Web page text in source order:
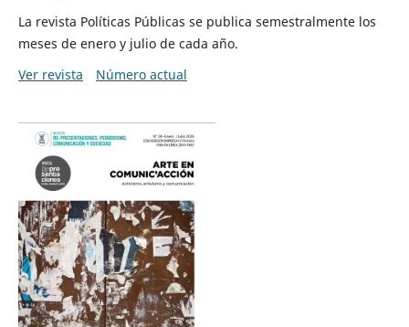
La revista Políticas Públicas se publica semestralmente los
meses de enero y julio de cada año.
Ver revista
Número actual